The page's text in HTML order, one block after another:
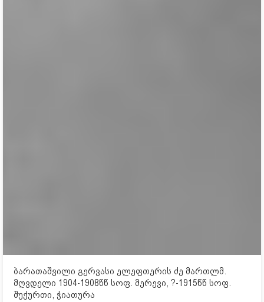
ბარათაშვილი გერვასი ელეფთერის ძე მართლმ.
მღვდელი 1904-1908წწ სოფ. მერევი, ?-1915წწ სოფ.
შუქურთი, ჭიათურა